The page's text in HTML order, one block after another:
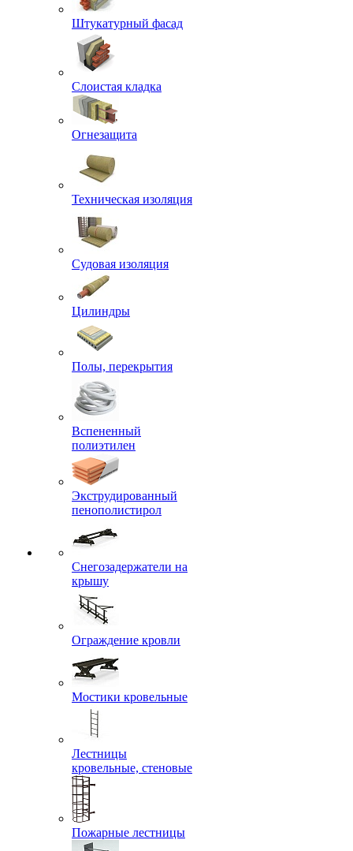
Штукатурный фасад
Слоистая кладка
Огнезащита
Техническая изоляция
Судовая изоляция
Цилиндры
Полы, перекрытия
Вспененный
полиэтилен
Экструдированный
пенополистирол
Снегозадержатели на
крышу
Ограждение кровли
Мостики кровельные
Лестницы
кровельные, стеновые
Пожарные лестницы